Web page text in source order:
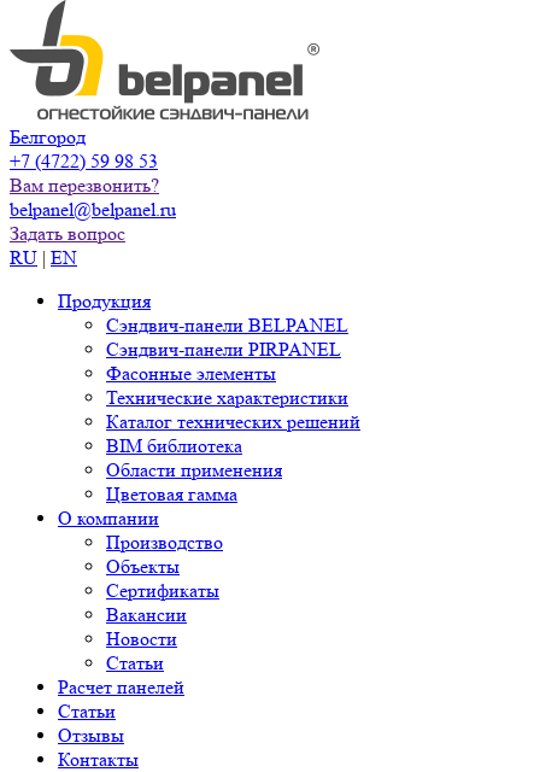
Белгород
+7 (4722) 59 98 53
Вам перезвонить?
belpanel@belpanel.ru
Задать вопрос
RU | EN
Продукция
Сэндвич-панели BELPANEL
Сэндвич-панели PIRPANEL
Фасонные элементы
Технические характеристики
Каталог технических решений
BIM библиотека
Области применения
Цветовая гамма
О компании
Производство
Объекты
Сертификаты
Вакансии
Новости
Статьи
Расчет панелей
Статьи
Отзывы
Контакты